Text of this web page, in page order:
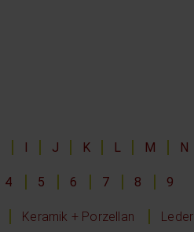
I J K L M N
4 5 6 7 8 9
Keramik + Porzellan Leder